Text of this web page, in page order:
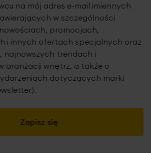
Zapisz się
na mój adres e-mail imiennych
w szczególności
promocjach,
i innych ofertach specjalnych oraz
najnowszych trendach i
aranżacji wnętrz, a także o
dotyczących marki